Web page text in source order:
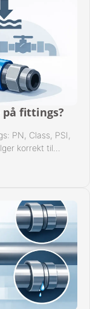
fittings?
PN, Class, PSI,
korrekt til